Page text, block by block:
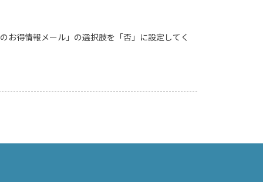
お得情報メール」の選択肢を「否」に設定してく